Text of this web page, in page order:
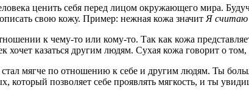
ценить себя перед лицом окружающего мира.
свою кожу. Пример: нежная кожа значит Я считаю
к чему-то или кому-то. Так как кожа
казаться другим людям. Сухая кожа говорит о
мягче по отношению к себе и другим людям. Ты
который позволяет себе проявлять мягкость, и ты